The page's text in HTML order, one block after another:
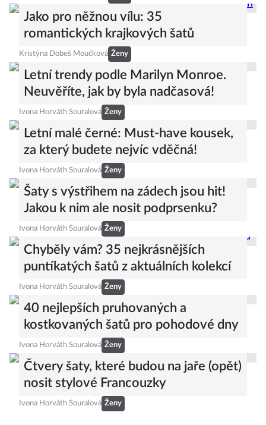
Jako pro něžnou vílu: 35
romantických krajkových šatů
Kristýna Dobeš Moučková Ženy
Letní trendy podle Marilyn Monroe.
Neuvěříte, jak by byla nadčasová!
Ivona Horváth Souralová Ženy
Letní malé černé: Must-have kousek,
za který budete nejvíc vděčná!
Ivona Horváth Souralová Ženy
Šaty s výstřihem na zádech jsou hit!
Jakou k nim ale nosit podprsenku?
Ivona Horváth Souralová Ženy
Chyběly vám? 35 nejkrásnějších
puntíkatých šatů z aktuálních kolekcí
Ivona Horváth Souralová Ženy
40 nejlepších pruhovaných a
kostkovaných šatů pro pohodové dny
Ivona Horváth Souralová Ženy
Čtvery šaty, které budou na jaře (opět)
nosit stylové Francouzky
Ivona Horváth Souralová Ženy